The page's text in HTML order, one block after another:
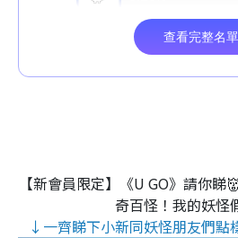
【新會員限定】《U GO》請你睇
奇百怪！我的妖怪
↓一齊睇下小新同妖怪朋友們點